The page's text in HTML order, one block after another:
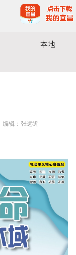
本地
编辑：张远近